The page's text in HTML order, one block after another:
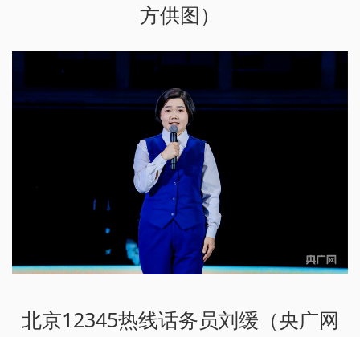
方供图）
北京12345热线话务员刘缓（央广网